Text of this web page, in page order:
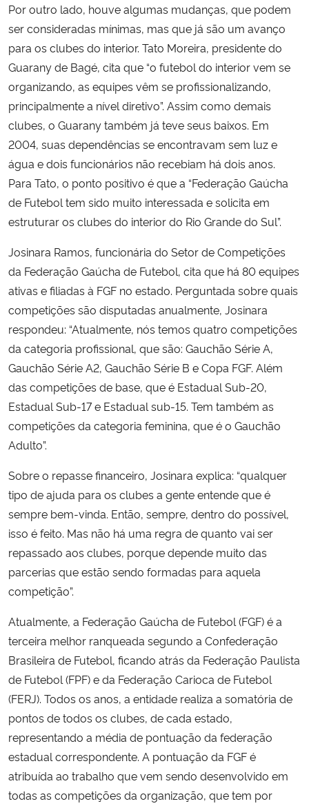
Por outro lado, houve algumas mudanças, que podem
ser consideradas mínimas, mas que já são um avanço
para os clubes do interior. Tato Moreira, presidente do
Guarany de Bagé, cita que “o futebol do interior vem se
organizando, as equipes vêm se profissionalizando,
principalmente a nível diretivo”. Assim como demais
clubes, o Guarany também já teve seus baixos. Em
2004, suas dependências se encontravam sem luz e
água e dois funcionários não recebiam há dois anos.
Para Tato, o ponto positivo é que a “Federação Gaúcha
de Futebol tem sido muito interessada e solicita em
estruturar os clubes do interior do Rio Grande do Sul”.
Josinara Ramos, funcionária do Setor de Competições
da Federação Gaúcha de Futebol, cita que há 80 equipes
ativas e filiadas à FGF no estado. Perguntada sobre quais
competições são disputadas anualmente, Josinara
respondeu: “Atualmente, nós temos quatro competições
da categoria profissional, que são: Gauchão Série A,
Gauchão Série A2, Gauchão Série B e Copa FGF. Além
das competições de base, que é Estadual Sub-20,
Estadual Sub-17 e Estadual sub-15. Tem também as
competições da categoria feminina, que é o Gauchão
Adulto”.
Sobre o repasse financeiro, Josinara explica: “qualquer
tipo de ajuda para os clubes a gente entende que é
sempre bem-vinda. Então, sempre, dentro do possível,
isso é feito. Mas não há uma regra de quanto vai ser
repassado aos clubes, porque depende muito das
parcerias que estão sendo formadas para aquela
competição”.
Atualmente, a Federação Gaúcha de Futebol (FGF) é a
terceira melhor ranqueada segundo a Confederação
Brasileira de Futebol, ficando atrás da Federação Paulista
de Futebol (FPF) e da Federação Carioca de Futebol
(FERJ). Todos os anos, a entidade realiza a somatória de
pontos de todos os clubes, de cada estado,
representando a média de pontuação da federação
estadual correspondente. A pontuação da FGF é
atribuída ao trabalho que vem sendo desenvolvido em
todas as competições da organização, que tem por